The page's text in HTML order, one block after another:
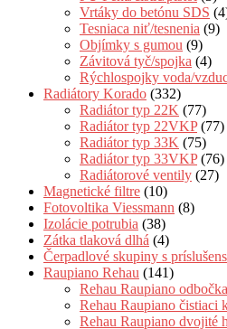
Vrtáky do betónu SDS
Tesniaca niť/tesnenia (9)
Objímky s gumou (9)
Závitová tyč/spojka (4)
Rýchlospojky voda/
Radiátory Korado (332)
Radiátor typ 22K (77)
Radiátor typ 22VKP (77)
Radiátor typ 33K (75)
Radiátor typ 33VKP (76)
Radiátorové ventily (27)
Magnetické filtre (10)
Fotovoltika Viessmann (8)
Izolácie potrubia (38)
Zátka tlaková dlhá (4)
Čerpadlové skupiny s
Raupiano Rehau (141)
Rehau Raupiano odbočka
Rehau Raupiano čistiaci
Rehau Raupiano dvojité